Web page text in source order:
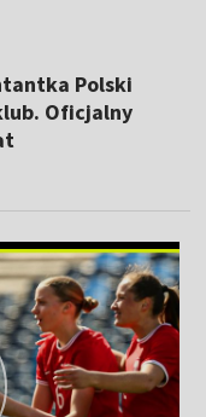
Polski
Oficjalny